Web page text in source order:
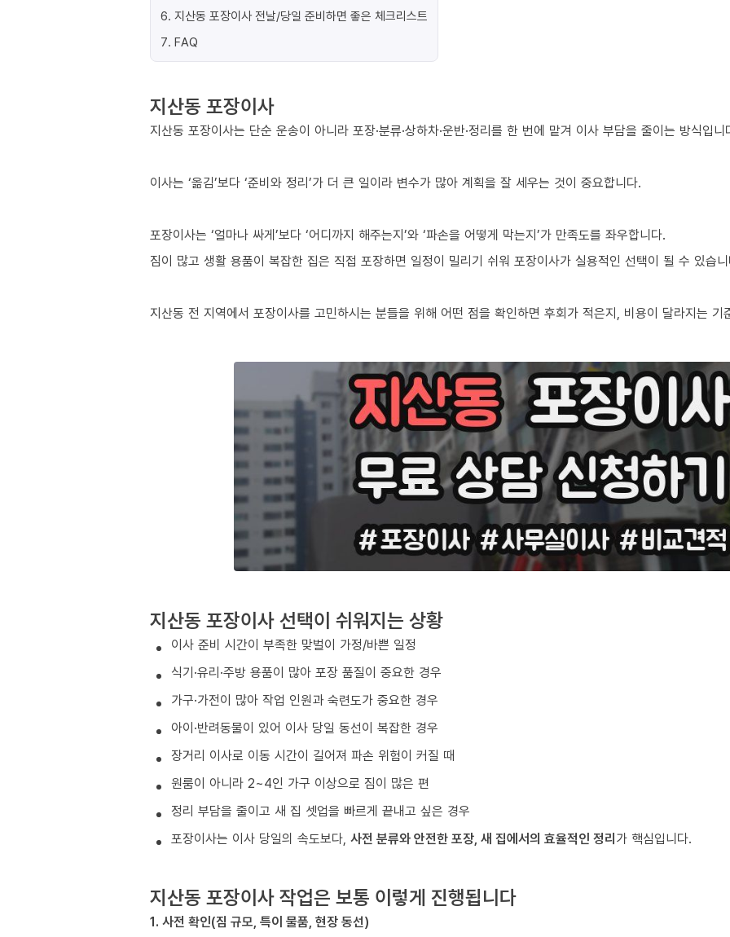
6. 지산동 포장이사 전날/당일 준비하면 좋은 체크리스트
7. FAQ
지산동 포장이사
지산동 포장이사는 단순 운송이 아니라 포장·분류·상하차·운반·정리를 한 번에 맡겨 이사 부담을 줄이는 방식입니
이사는 ‘옮김’보다 ‘준비와 정리’가 더 큰 일이라 변수가 많아 계획을 잘 세우는 것이 중요합니다.
포장이사는 ‘얼마나 싸게’보다 ‘어디까지 해주는지’와 ‘파손을 어떻게 막는지’가 만족도를 좌우합니다.
짐이 많고 생활 용품이 복잡한 집은 직접 포장하면 일정이 밀리기 쉬워 포장이사가 실용적인 선택이 될 수 있습
지산동 전 지역에서 포장이사를 고민하시는 분들을 위해 어떤 점을 확인하면 후회가 적은지, 비용이 달라지는
지산동 포장이사 선택이 쉬워지는 상황
이사 준비 시간이 부족한 맞벌이 가정/바쁜 일정
식기·유리·주방 용품이 많아 포장 품질이 중요한 경우
가구·가전이 많아 작업 인원과 숙련도가 중요한 경우
아이·반려동물이 있어 이사 당일 동선이 복잡한 경우
장거리 이사로 이동 시간이 길어져 파손 위험이 커질 때
원룸이 아니라 2~4인 가구 이상으로 짐이 많은 편
정리 부담을 줄이고 새 집 셋업을 빠르게 끝내고 싶은 경우
포장이사는 이사 당일의 속도보다, 사전 분류와 안전한 포장, 새 집에서의 효율적인 정리가 핵심입니다.
지산동 포장이사 작업은 보통 이렇게 진행됩니다
1. 사전 확인(짐 규모, 특이 물품, 현장 동선)